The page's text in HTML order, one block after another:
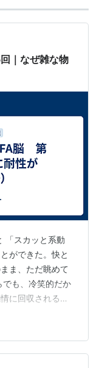
｜なぜ雑な物
「スカッと系動
ができた。快と
ま、ただ眺めて
でも、冷笑的だか
に回収される手
は、構造が決ま
害者が耐え忍ぶ
怒り → 共感 → 快